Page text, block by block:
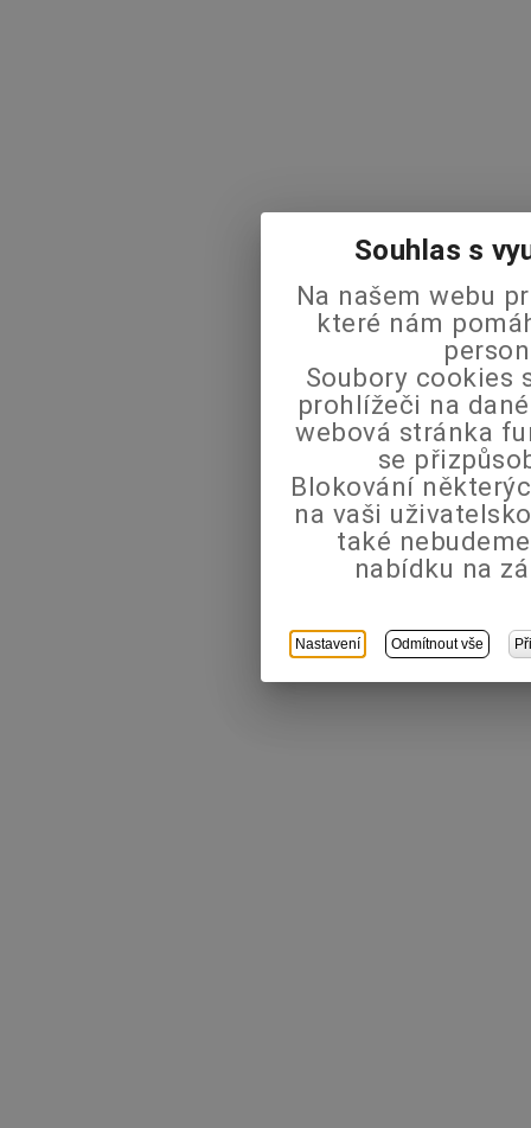
Souhlas s
Na našem webu
které nám
Soubory cookies
prohlížeči na
webová stránka
se
Blokování
na vaši
také
nabídku na
Nastavení Odmítnout vše